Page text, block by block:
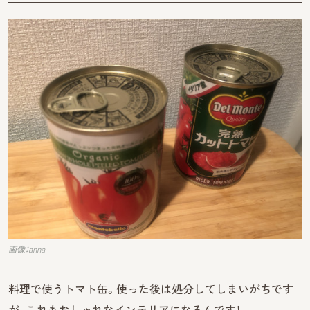
画像：anna
料理で使うトマト缶。使った後は処分してしまいがちです